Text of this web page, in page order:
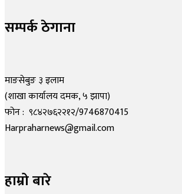
सम्पर्क ठेगाना
माङसेबुङ ३ इलाम
(शाखा कार्यालय दमक, ५ झापा)
फोन : ९८४२७६२२१२/9746870415
Harpraharnews@gmail.com
हाम्रो बारे